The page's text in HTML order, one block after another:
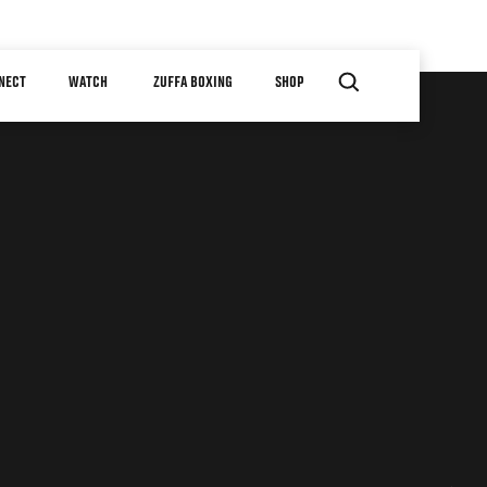
WATCH ZUFFA BOXING SHOP